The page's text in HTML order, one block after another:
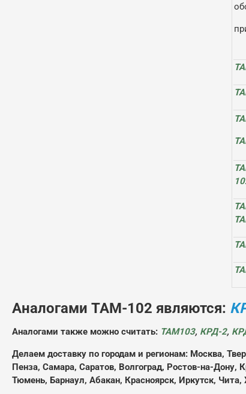
Аналогами ТАМ-102 являются:
Аналогами также можно считать: ТАМ103, КРД-2,
Делаем доставку по городам и регионам: Москва,
Пенза, Самара, Саратов, Волгоград, Ростов-на-
Тюмень, Барнаул, Абакан, Красноярск, Иркутск,